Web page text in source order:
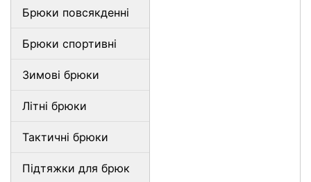
Брюки повсякденні
Брюки спортивні
Зимові брюки
Літні брюки
Тактичні брюки
Підтяжки для брюк